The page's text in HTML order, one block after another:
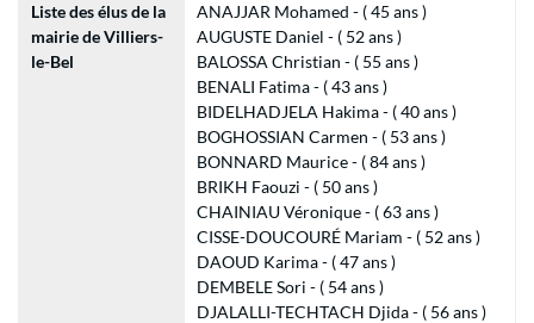
Liste des élus de la
mairie de Villiers-
le-Bel
ANAJJAR Mohamed - ( 45 ans )
AUGUSTE Daniel - ( 52 ans )
BALOSSA Christian - ( 55 ans )
BENALI Fatima - ( 43 ans )
BIDELHADJELA Hakima - ( 40 ans )
BOGHOSSIAN Carmen - ( 53 ans )
BONNARD Maurice - ( 84 ans )
BRIKH Faouzi - ( 50 ans )
CHAINIAU Véronique - ( 63 ans )
CISSE-DOUCOURÉ Mariam - ( 52 ans )
DAOUD Karima - ( 47 ans )
DEMBELE Sori - ( 54 ans )
DJALALLI-TECHTACH Djida - ( 56 ans )